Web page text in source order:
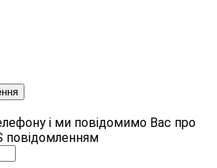
і ми повідомимо Вас про
повідомленням